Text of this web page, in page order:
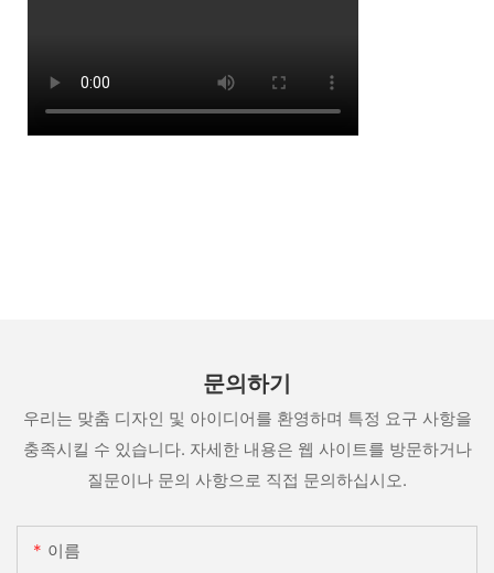
문의하기
우리는 맞춤 디자인 및 아이디어를 환영하며 특정 요구 사항을
충족시킬 수 있습니다. 자세한 내용은 웹 사이트를 방문하거나
질문이나 문의 사항으로 직접 문의하십시오.
이름